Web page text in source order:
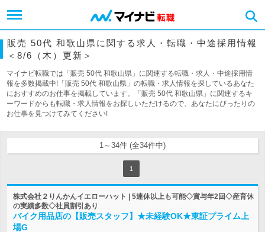
販売 50代 和歌山県に関する求人・転職・中途採用情報
＜8/6（木）更新＞
マイナビ転職では「販売 50代 和歌山県」に関連する転職・求人・中途採用情
報を多数掲載中!「販売 50代 和歌山県」の転職・求人情報を探しているあなた
におすすめのお仕事を掲載しています。「販売 50代 和歌山県」に関連するキ
ーワードからも転職・求人情報をお探しいただけるので、あなたにぴったりの
お仕事を見つけてみてください!
1～34件 (全34件中)
1
株式会社２りんかんイエローハット | 5連休以上も可能◇賞与年2回◇産育休
の実績多数◇社員割引あり
バイク用品店の【販売スタッフ】★未経験OK★東証プライム上
場G